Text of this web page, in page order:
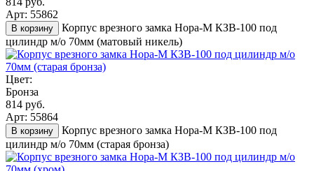
Арт: 55862
В корзину
Корпус врезного замка Нора-М КЗВ-100 под
цилиндр м/о 70мм (матовый никель)
Цвет:
Бронза
814 руб.
Арт: 55864
В корзину
Корпус врезного замка Нора-М КЗВ-100 под
цилиндр м/о 70мм (старая бронза)